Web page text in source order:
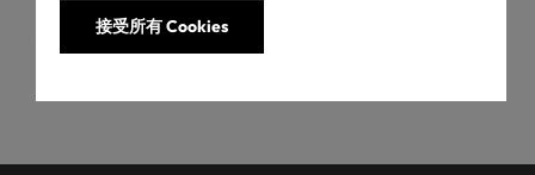
接受所有 Cookies
您想下载您的标签吗？请前往
编辑器。